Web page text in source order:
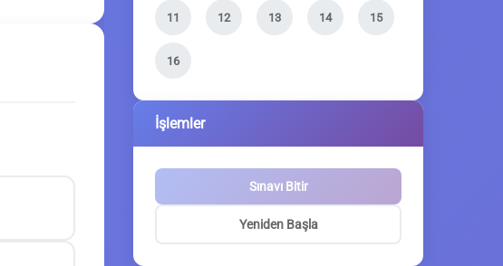
11 12 13 14 15
16
İşlemler
Sınavı Bitir
Yeniden Başla